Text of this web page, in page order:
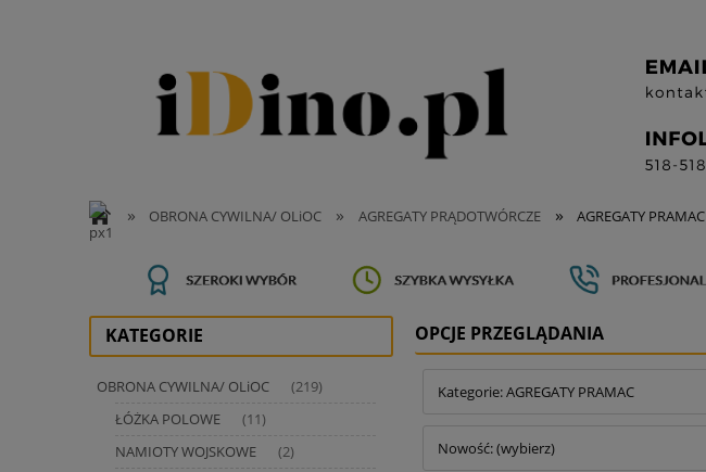
» OBRONA CYWILNA/ OLiOC » AGREGATY PRĄDOTWÓRCZE » AGREGATY PRAMAC
KATEGORIE
OBRONA CYWILNA/ OLiOC (219)
ŁÓŻKA POLOWE (11)
NAMIOTY WOJSKOWE (2)
OPCJE PRZEGLĄDANIA
Kategorie: AGREGATY PRAMAC
Nowość: (wybierz)